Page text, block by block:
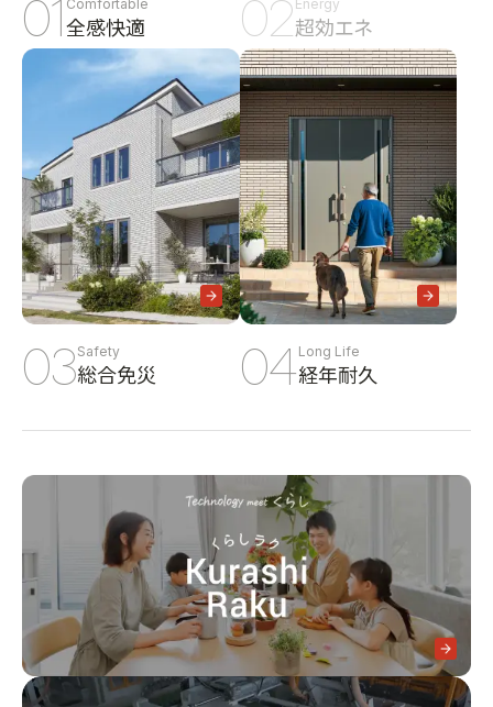
01 Comfortable
全感快適 02 Energy
超効エネ
03Safety
総合免災 04 Long Life
経年耐久